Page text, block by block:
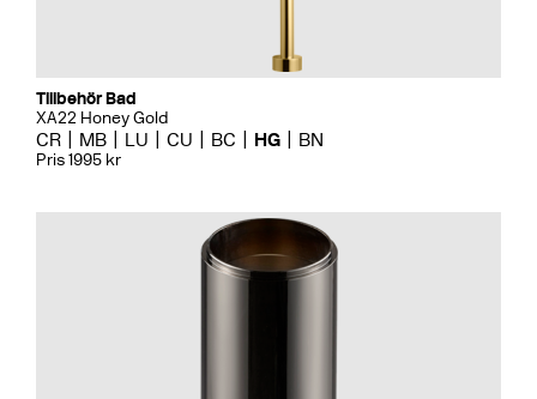
Tillbehör Bad
XA22 Honey Gold
CR MB LU CU BC HG BN
Pris 1995 kr